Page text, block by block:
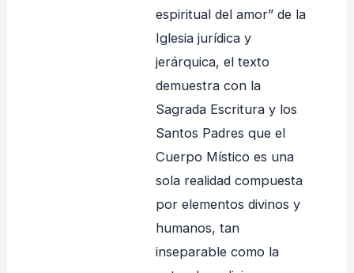
espiritual del amor” de la
Iglesia jurídica y
jerárquica, el texto
demuestra con la
Sagrada Escritura y los
Santos Padres que el
Cuerpo Místico es una
sola realidad compuesta
por elementos divinos y
humanos, tan
inseparable como la